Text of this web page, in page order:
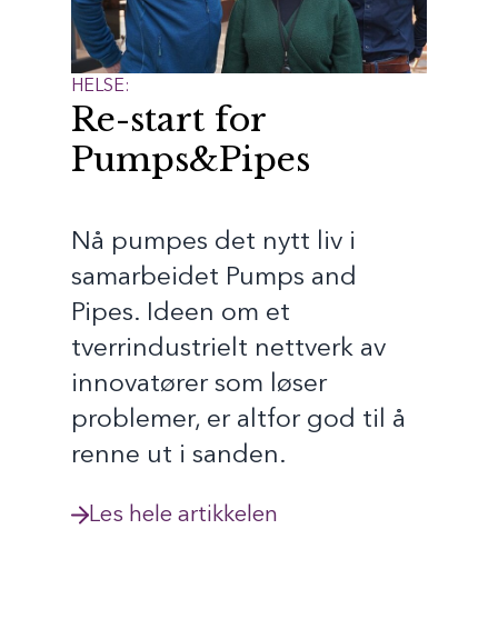
HELSE:
Re-start for
Pumps&Pipes
Nå pumpes det nytt liv i
samarbeidet Pumps and
Pipes. Ideen om et
tverrindustrielt nettverk av
innovatører som løser
problemer, er altfor god til å
renne ut i sanden.
Les hele artikkelen